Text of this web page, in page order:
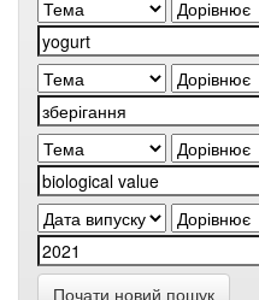
Почати новий пошук